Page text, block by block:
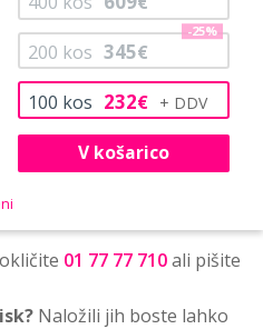
100 kos 232€
200 kos 345€
-25%
V košarico
01 77 77 710ali pišite
Naložili jih boste lahko